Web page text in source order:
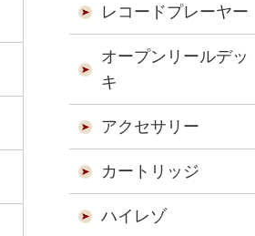
レコードプレーヤー
オープンリールデッ
キ
アクセサリー
カートリッジ
ハイレゾ